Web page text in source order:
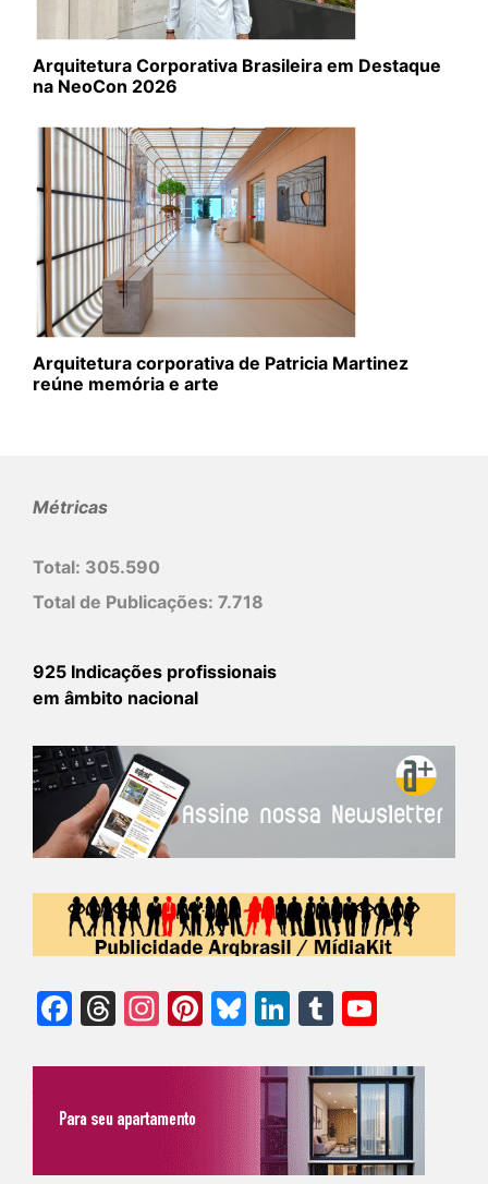
Arquitetura Corporativa Brasileira em Destaque
na NeoCon 2026
Arquitetura corporativa de Patricia Martinez
reúne memória e arte
Métricas
Total: 305.590
Total de Publicações: 7.718
925 Indicações profissionais
em âmbito nacional
Facebook
Threads
Instagram
Pinterest
Bluesky
LinkedIn
Tumblr